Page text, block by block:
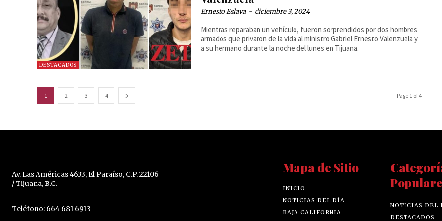
DESTACADOS
Ernesto Eslava - diciembre 3, 2024
Mientras reparaban un vehículo, fueron sorprendidos por dos hombres
armados que privaron de la vida al ministro Gabriel Ernesto Valenzuela y
a su hermano durante la noche del lunes en Tijuana.
1 2 3 4 Page 1 of 4
Av. Las Américas 4633, El Paraíso, C.P. 22106
/ Tijuana, B.C.
Teléfono: 664 681 6913
Mapa de Sitio
INICIO
NOTICIAS DEL DÍA
BAJA CALIFORNIA
NOTICIAS DEL
DESTACADOS